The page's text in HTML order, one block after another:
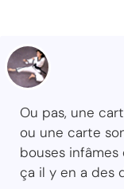
Ou pas, une
ou une carte
bouses
ça il y en a des